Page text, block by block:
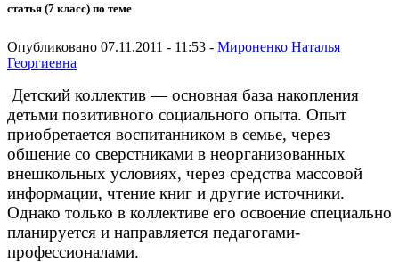
статья (7 класс) по теме
Опубликовано 07.11.2011 - 11:53 - Мироненко Наталья
Георгиевна
Детский коллек­тив — основная база накопления
детьми позитивного социаль­ного опыта. Опыт
приобретается воспитанником в семье, через
общение со сверстниками в неорганизованных
внешкольных ус­ловиях, через средства массовой
информации, чтение книг и другие источники.
Однако только в коллективе его освоение спе­циально
планируется и направляется педагогами-
профессиона­лами.